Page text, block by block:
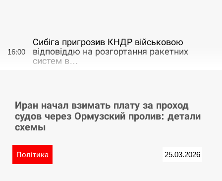
16:00
Сибіга пригрозив КНДР військовою
відповіддю на розгортання ракетних
систем в…
15:53
Баллистическая атака РФ уничтожила
логистический комплекс PUMA
У Німеччині удар блискавки розділив
Иран начал взимать плату за проход
судов через Ормузский пролив: детали
схемы
Політика 25.03.2026